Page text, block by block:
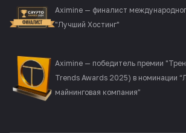
Aximine — финалист
"Лучший Хостинг"
Aximine — победитель премии
Trends Awards 2025) в номинации
майнинговая компания”